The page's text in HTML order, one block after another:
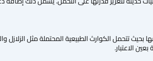
تتحمل الكوارث الطبيعية المحتملة مثل الزلازل
الاعتبار.